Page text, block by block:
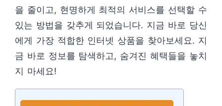
을 줄이고, 현명하게 최적의 서비스를 선택할 수
있는 방법을 갖추게 되었습니다. 지금 바로 당신
에게 가장 적합한 인터넷 상품을 찾아보세요. 지
금 바로 정보를 탐색하고, 숨겨진 혜택들을 놓치
지 마세요!